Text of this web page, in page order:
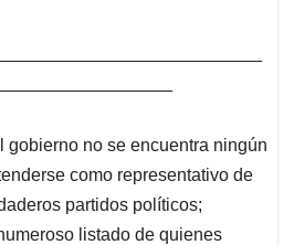
gobierno no se encuentra ningún
como representativo de
partidos políticos;
listado de quienes